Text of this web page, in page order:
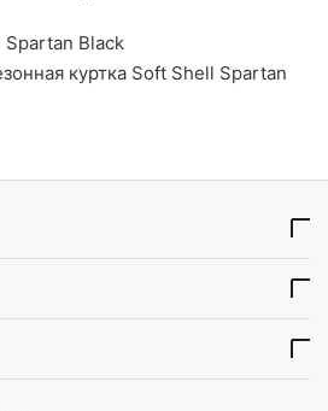
Spartan Black
куртка Soft Shell Spartan